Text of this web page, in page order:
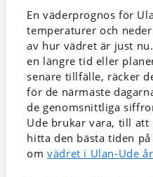
En väderprognos för
temperaturer och
av hur vädret är just
en längre tid eller
senare tillfälle, räcker
för de närmaste
de genomsnittliga
Ude brukar vara, till att
hitta den bästa tiden
omvädret i Ulan-Ude